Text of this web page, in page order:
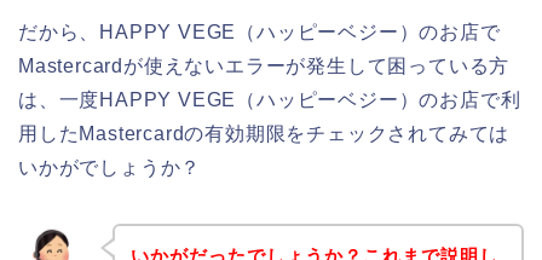
だから、HAPPY VEGE（ハッピーベジー）のお店で
Mastercardが使えないエラーが発生して困っている方
は、一度HAPPY VEGE（ハッピーベジー）のお店で利
用したMastercardの有効期限をチェックされてみては
いかがでしょうか？
いかがだったでしょうか？これまで説明し